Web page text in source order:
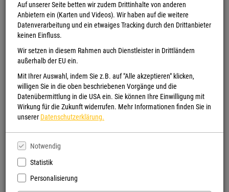
Auf unserer Seite betten wir zudem Drittinhalte von anderen
Anbietern ein (Karten und Videos). Wir haben auf die weitere
Datenverarbeitung und ein etwaiges Tracking durch den Drittanbieter
keinen Einfluss.
Wir setzen in diesem Rahmen auch Dienstleister in Drittländern
außerhalb der EU ein.
Mit Ihrer Auswahl, indem Sie z.B. auf "Alle akzeptieren" klicken,
willigen Sie in die oben beschriebenen Vorgänge und die
Datenübermittlung in die USA ein. Sie können Ihre Einwilligung mit
Wirkung für die Zukunft widerrufen. Mehr Informationen finden Sie in
unserer Datenschutzerklärung.
Notwendig
Statistik
Personalisierung
Buchhandlung.
WhatsApp: 0155-60800859
Telefon: 04952-8269378
E-Mail: info@fehnbuch.de
Vor Ort: Untenende 29, 26817 Rhauderfehn
Unsere Öffnungszeiten :
Montag, Dienstag, Donnerstag, Freitag
14:30 Uhr - 18:00 Uhr
Samstag
09:00 Uhr - 13:00 Uhr